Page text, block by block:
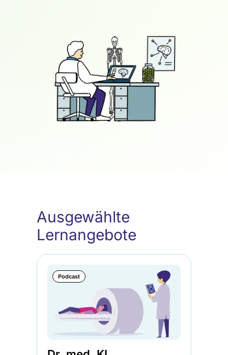
Ausgewählte
Lernangebote
Podcast